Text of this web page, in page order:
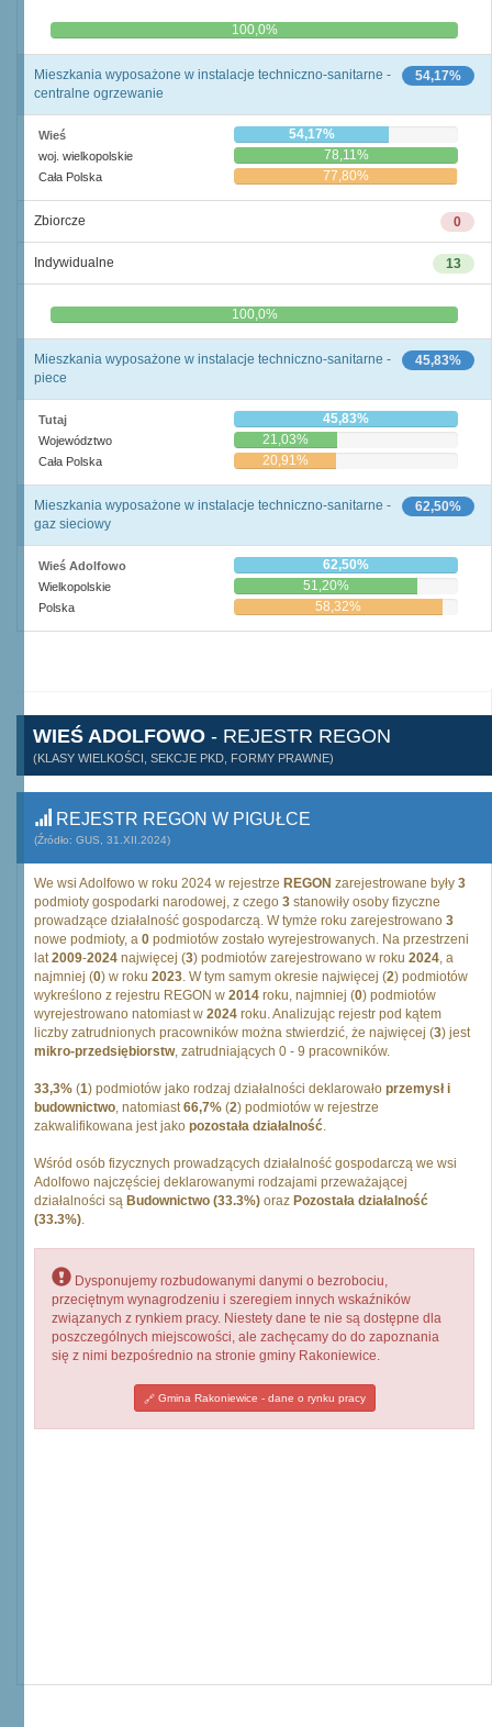
0,0% 100,0%
54,17%
Mieszkania wyposażone w instalacje techniczno-sanitarne -
centralne ogrzewanie
Wieś 54,17%
woj. wielkopolskie 78,11%
Cała Polska 77,80%
0
Zbiorcze
13
Indywidualne
0,0% 100,0%
45,83%
Mieszkania wyposażone w instalacje techniczno-sanitarne -
piece
Tutaj 45,83%
Województwo 21,03%
Cała Polska 20,91%
62,50%
Mieszkania wyposażone w instalacje techniczno-sanitarne -
gaz sieciowy
Wieś Adolfowo 62,50%
Wielkopolskie 51,20%
Polska 58,32%
WIEŚ ADOLFOWO - REJESTR REGON
(KLASY WIELKOŚCI, SEKCJE PKD, FORMY PRAWNE)
REJESTR REGON W PIGUŁCE
(Źródło: GUS, 31.XII.2024)
We wsi Adolfowo w roku 2024 w rejestrze REGON zarejestrowane były 3
podmioty gospodarki narodowej, z czego 3 stanowiły osoby fizyczne
prowadzące działalność gospodarczą. W tymże roku zarejestrowano 3
nowe podmioty, a 0 podmiotów zostało wyrejestrowanych. Na przestrzeni
lat2009-2024 najwięcej (3) podmiotów zarejestrowano w roku 2024, a
najmniej (0) w roku 2023. W tym samym okresie najwięcej (2) podmiotów
wykreślono z rejestru REGON w 2014 roku, najmniej (0) podmiotów
wyrejestrowano natomiast w 2024 roku. Analizując rejestr pod kątem
liczby zatrudnionych pracowników można stwierdzić, że najwięcej (3) jest
mikro-przedsiębiorstw, zatrudniających 0 - 9 pracowników.
33,3% (1) podmiotów jako rodzaj działalności deklarowało przemysł i
budownictwo, natomiast66,7% (2) podmiotów w rejestrze
zakwalifikowana jest jako pozostała działalność.
Wśród osób fizycznych prowadzących działalność gospodarczą we wsi
Adolfowo najczęściej deklarowanymi rodzajami przeważającej
działalności są Budownictwo (33.3%) oraz Pozostała działalność
(33.3%).
Dysponujemy rozbudowanymi danymi o bezrobociu,
przeciętnym wynagrodzeniu i szeregiem innych wskaźników
związanych z rynkiem pracy. Niestety dane te nie są dostępne dla
poszczególnych miejscowości, ale zachęcamy do do zapoznania
się z nimi bezpośrednio na stronie gminy Rakoniewice.
Gmina Rakoniewice - dane o rynku pracy